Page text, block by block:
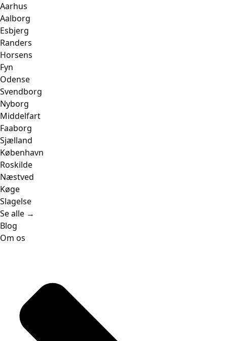
Aarhus
Aalborg
Esbjerg
Randers
Horsens
Fyn
Odense
Svendborg
Nyborg
Middelfart
Faaborg
Sjælland
København
Roskilde
Næstved
Køge
Slagelse
Se alle →
Blog
Om os